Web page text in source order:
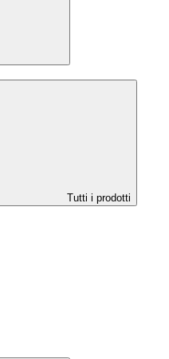
Tutti i prodotti